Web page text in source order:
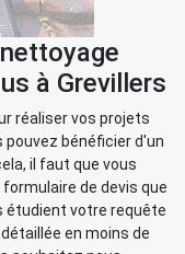
à Grevillers
réaliser vos projets
bénéficier d'un
il faut que vous
de devis que
étudient votre requête
en moins de